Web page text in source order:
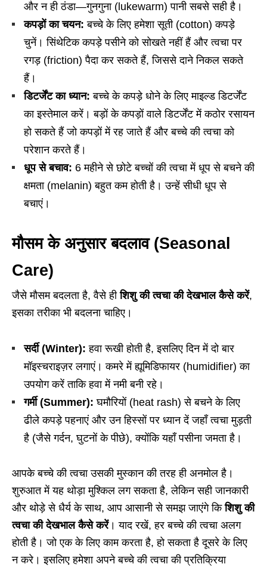
और न ही ठंडा—गुनगुना (lukewarm) पानी सबसे सही है।
कपड़ों का चयन: बच्चे के लिए हमेशा सूती (cotton) कपड़े
चुनें। सिंथेटिक कपड़े पसीने को सोखते नहीं हैं और त्वचा पर
रगड़ (friction) पैदा कर सकते हैं, जिससे दाने निकल सकते
हैं।
डिटर्जेंट का ध्यान: बच्चे के कपड़े धोने के लिए माइल्ड डिटर्जेंट
का इस्तेमाल करें। बड़ों के कपड़ों वाले डिटर्जेंट में कठोर रसायन
हो सकते हैं जो कपड़ों में रह जाते हैं और बच्चे की त्वचा को
परेशान करते हैं।
धूप से बचाव: 6 महीने से छोटे बच्चों की त्वचा में धूप से बचने की
क्षमता (melanin) बहुत कम होती है। उन्हें सीधी धूप से
बचाएं।
मौसम के अनुसार बदलाव (Seasonal
Care)
जैसे मौसम बदलता है, वैसे हीशिशु की त्वचा की देखभाल कैसे करें,
इसका तरीका भी बदलना चाहिए।
सर्दी (Winter): हवा रूखी होती है, इसलिए दिन में दो बार
मॉइस्चराइज़र लगाएं। कमरे में ह्यूमिडिफायर (humidifier) का
उपयोग करें ताकि हवा में नमी बनी रहे।
गर्मी (Summer): घमौरियों (heat rash) से बचने के लिए
ढीले कपड़े पहनाएं और उन हिस्सों पर ध्यान दें जहाँ त्वचा मुड़ती
है (जैसे गर्दन, घुटनों के पीछे), क्योंकि यहाँ पसीना जमता है।
आपके बच्चे की त्वचा उसकी मुस्कान की तरह ही अनमोल है।
शुरुआत में यह थोड़ा मुश्किल लग सकता है, लेकिन सही जानकारी
और थोड़े से धैर्य के साथ, आप आसानी से समझ जाएंगे किशिशु की
त्वचा की देखभाल कैसे करें। याद रखें, हर बच्चे की त्वचा अलग
होती है। जो एक के लिए काम करता है, हो सकता है दूसरे के लिए
न करे। इसलिए हमेशा अपने बच्चे की त्वचा की प्रतिक्रिया